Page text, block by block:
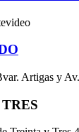
Artigas y